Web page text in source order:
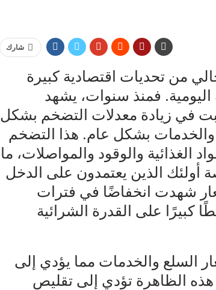
شارك
من تحديات اقتصادية كبيرة
فمنذ سنوات، يشهد
في زيادة معدلات التضخم بشكل
بشكل عام. هذا التضخم
الغذائية والوقود والمواصلات، ما
أولئك الذين يعتمدون على الدخل
شهدت انخفاضًا في فترات
كبيرًا على القدرة الشرائية
السلع والخدمات مما يؤدي إلى
هذه الظاهرة تؤدي إلى تقليص